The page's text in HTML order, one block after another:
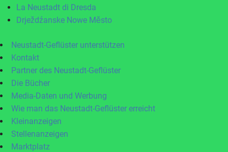
La Neustadt di Dresda
Drježdźanske Nowe Město
Neustadt-Geflüster unterstützen
Kontakt
Partner des Neustadt-Geflüster
Die Bücher
Media-Daten und Werbung
Wie man das Neustadt-Geflüster erreicht
Kleinanzeigen
Stellenanzeigen
Marktplatz